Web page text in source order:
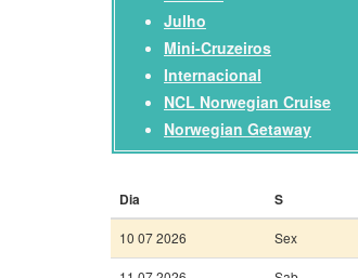
Julho
Mini-Cruzeiros
Internacional
NCL Norwegian Cruise
Norwegian Getaway
Dia S
10 07 2026 Sex